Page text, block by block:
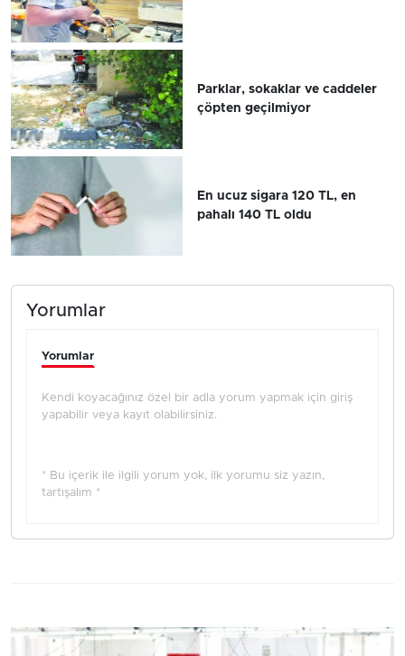
Parklar, sokaklar ve caddeler
çöpten geçilmiyor
En ucuz sigara 120 TL, en
pahalı 140 TL oldu
Yorumlar
Yorumlar
Kendi koyacağınız özel bir adla yorum yapmak için giriş
yapabilir veya kayıt olabilirsiniz.
* Bu içerik ile ilgili yorum yok, ilk yorumu siz yazın,
tartışalım *